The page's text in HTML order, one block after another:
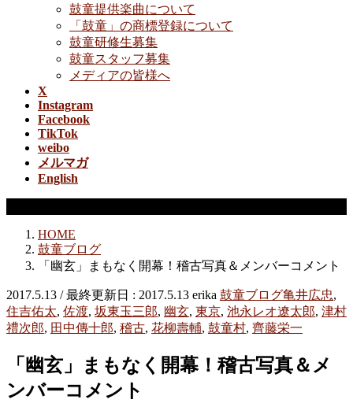
鼓童提供楽曲について
「鼓童」の商標登録について
鼓童研修生募集
鼓童スタッフ募集
メディアの皆様へ
X
Instagram
Facebook
TikTok
weibo
メルマガ
English
HOME
鼓童ブログ
「幽玄」まもなく開幕！稽古写真＆メンバーコメント
2017.5.13 / 最終更新日 : 2017.5.13 erika 鼓童ブログ亀井広忠,
住吉佑太, 佐渡, 坂東玉三郎, 幽玄, 東京, 池永レオ遼太郎, 津村
禮次郎, 田中傳十郎, 稽古, 花柳壽輔, 鼓童村, 齊藤栄一
「幽玄」まもなく開幕！稽古写真＆メ
ンバーコメント